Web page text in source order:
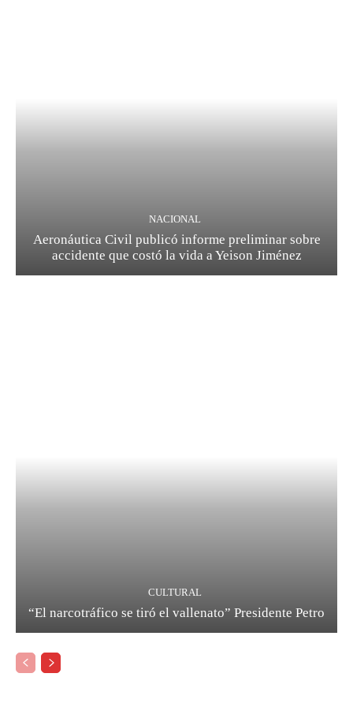
NACIONAL
Aeronáutica Civil publicó informe preliminar sobre
accidente que costó la vida a Yeison Jiménez
CULTURAL
“El narcotráfico se tiró el vallenato” Presidente Petro